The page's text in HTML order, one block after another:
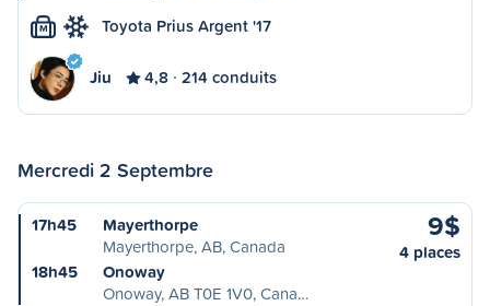
M Toyota Prius Argent '17
Jiu 4,8 214 conduits
Mercredi 2 Septembre
17h45
Mayerthorpe
Mayerthorpe, AB, Canada
18h45
Onoway
Onoway, AB T0E 1V0, Cana…
9$
4 places